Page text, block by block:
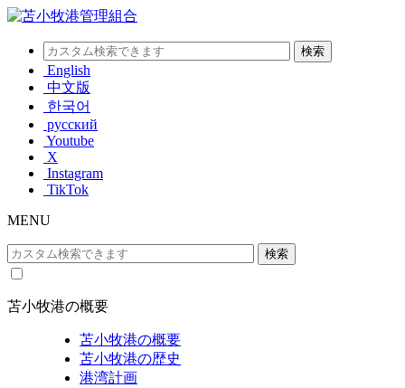
English
中文版
한국어
русский
Youtube
X
Instagram
TikTok
MENU
苫小牧港の概要
苫小牧港の概要
苫小牧港の歴史
港湾計画